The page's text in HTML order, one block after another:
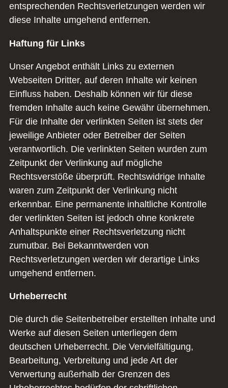
entsprechenden Rechtsverletzungen werden wir
diese Inhalte umgehend entfernen.
Haftung für Links
Unser Angebot enthält Links zu externen
Webseiten Dritter, auf deren Inhalte wir keinen
Einfluss haben. Deshalb können wir für diese
fremden Inhalte auch keine Gewähr übernehmen.
Für die Inhalte der verlinkten Seiten ist stets der
jeweilige Anbieter oder Betreiber der Seiten
verantwortlich. Die verlinkten Seiten wurden zum
Zeitpunkt der Verlinkung auf mögliche
Rechtsverstöße überprüft. Rechtswidrige Inhalte
waren zum Zeitpunkt der Verlinkung nicht
erkennbar. Eine permanente inhaltliche Kontrolle
der verlinkten Seiten ist jedoch ohne konkrete
Anhaltspunkte einer Rechtsverletzung nicht
zumutbar. Bei Bekanntwerden von
Rechtsverletzungen werden wir derartige Links
umgehend entfernen.
Urheberrecht
Die durch die Seitenbetreiber erstellten Inhalte und
Werke auf diesen Seiten unterliegen dem
deutschen Urheberrecht. Die Vervielfältigung,
Bearbeitung, Verbreitung und jede Art der
Verwertung außerhalb der Grenzen des